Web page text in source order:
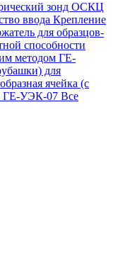
зонд ОСКЦ
ввода Крепление
для образцов-
способности
методом ГЕ-
для
ячейка (с
ГЕ-УЭК-07 Все